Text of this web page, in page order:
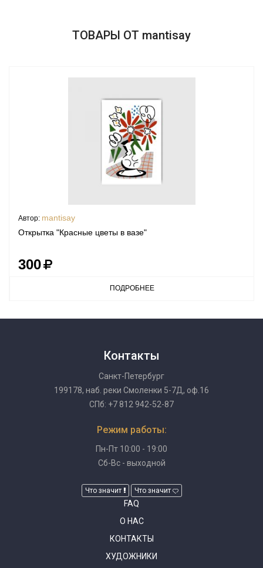
ТОВАРЫ ОТ mantisay
Автор: mantisay
Открытка "Красные цветы в вазе"
300
ПОДРОБНЕЕ
Контакты
Санкт-Петербург
199178, наб. реки Смоленки 5-7Д, оф.16
СПб: +7 812 942-52-87
Режим работы:
Пн-Пт 10:00 - 19:00
Сб-Вс - выходной
Что значит Что значит
FAQ
О НАС
КОНТАКТЫ
ХУДОЖНИКИ